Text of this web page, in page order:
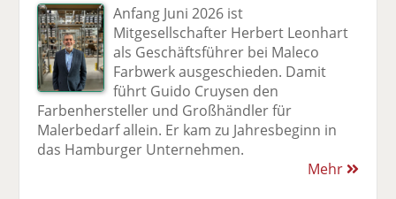
Anfang Juni 2026 ist
Mitgesellschafter Herbert Leonhart
als Geschäftsführer bei Maleco
Farbwerk ausgeschieden. Damit
führt Guido Cruysen den
Farbenhersteller und Großhändler für
Malerbedarf allein. Er kam zu Jahresbeginn in
das Hamburger Unternehmen.
Mehr